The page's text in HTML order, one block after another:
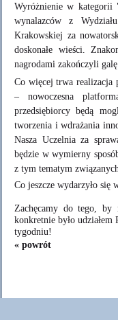
Wyróżnienie w kategorii
wynalazców z
Krakowskiej za
doskonałe wieści.
nagrodami zakończyli
Co więcej trwa realizacja
– nowoczesna
przedsiębiorcy będą
tworzenia i wdrażania
Nasza Uczelnia za
będzie w wymierny
z tym tematym
Co jeszcze wydarzyło
Zachęcamy do tego,
konkretnie było
tygodniu!
« powrót